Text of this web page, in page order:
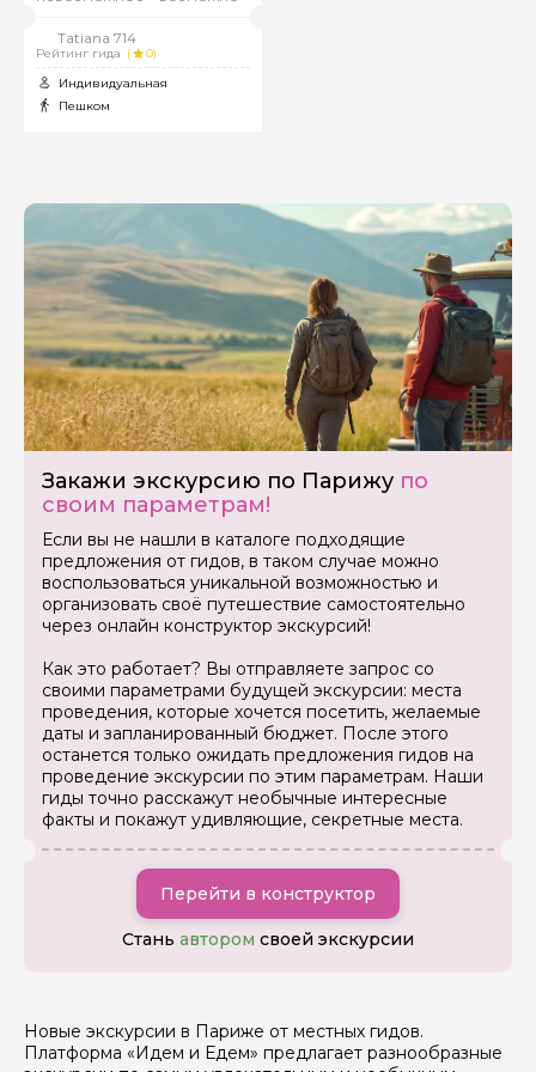
Tatiana 714
Рейтинг гида (
0)
Индивидуальная
Пешком
Закажи экскурсию по Парижу по
своим параметрам!
Если вы не нашли в каталоге подходящие
предложения от гидов, в таком случае можно
воспользоваться уникальной возможностью и
организовать своё путешествие самостоятельно
через онлайн конструктор экскурсий!
Как это работает? Вы отправляете запрос со
своими параметрами будущей экскурсии: места
проведения, которые хочется посетить, желаемые
даты и запланированный бюджет. После этого
останется только ожидать предложения гидов на
проведение экскурсии по этим параметрам. Наши
гиды точно расскажут необычные интересные
факты и покажут удивляющие, секретные места.
Перейти в конструктор
Стань автором своей экскурсии
Новые экскурсии в Париже от местных гидов.
Платформа «Идем и Едем» предлагает разнообразные
Задайте свой вопрос гиду
Ваша электронная почта
Ваш номер телефона
Вопросы и комментарии
Если у вас есть интересующие вопросы, можете их
задать
Я даю своё согласие на обработку персональных